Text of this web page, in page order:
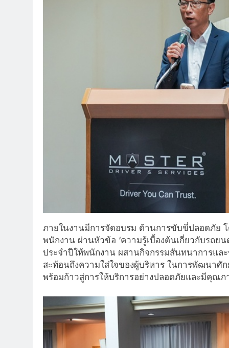
ภายในงานมีการจัดอบรม ด้านการขับขี่ปลอดภัย
พนักงาน ผ่านหัวข้อ ‘ความรู้เบื้องต้นเกี่ยวกับรถย
ประจำปีให้พนักงาน ผสานกิจกรรมสันทนาการแ
สะท้อนถึงความใส่ใจของผู้บริหาร ในการพัฒนา
พร้อมก้าวสู่การให้บริการอย่างปลอดภัยและมีคุณภ